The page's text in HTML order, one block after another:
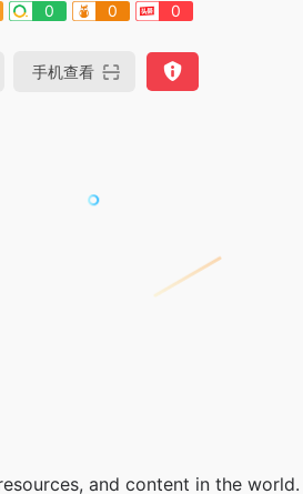
0 0 0
手机查看
and content in the world.